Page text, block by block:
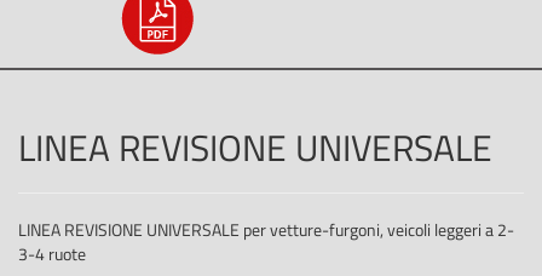
LINEA REVISIONE UNIVERSALE
LINEA REVISIONE UNIVERSALE per vetture-furgoni, veicoli leggeri a 2-
3-4 ruote